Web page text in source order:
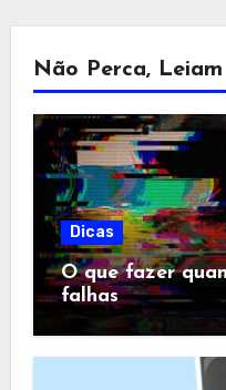
Não Perca,
Dicas
O que fazer
falhas